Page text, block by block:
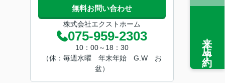
無料お問い合わせ
株式会社エクストホーム
075-959-2303
10：00～18：30
（休：毎週水曜 年末年始 G.W お
盆）
来店予約